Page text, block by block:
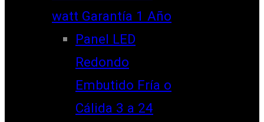
watt Garantía 1 Año
Panel LED
Redondo
Embutido Fría o
Cálida 3 a 24